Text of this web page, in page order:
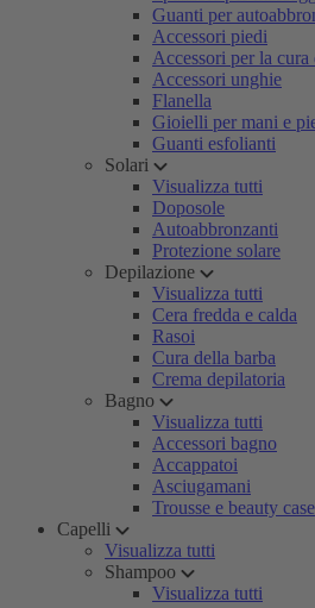
Guanti per
Accessori piedi
Accessori per la cura
Accessori unghie
Flanella
Gioielli per mani e
Guanti esfolianti
Solari
Visualizza tutti
Doposole
Autoabbronzanti
Protezione solare
Depilazione
Visualizza tutti
Cera fredda e calda
Rasoi
Cura della barba
Crema depilatoria
Bagno
Visualizza tutti
Accessori bagno
Accappatoi
Asciugamani
Trousse e beauty case
Capelli
Visualizza tutti
Shampoo
Visualizza tutti